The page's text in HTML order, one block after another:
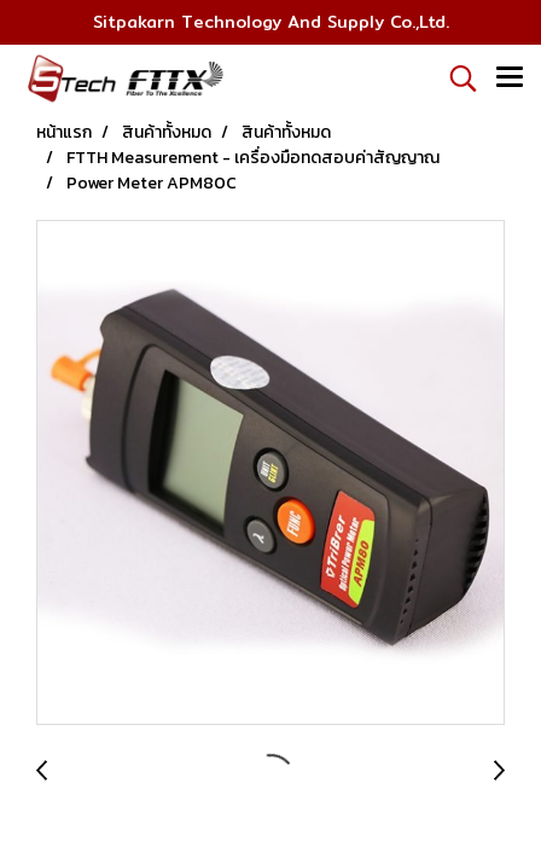
Sitpakarn Technology And Supply Co.,Ltd.
หน้าแรก สินค้าทั้งหมด
สินค้าทั้งหมด
FTTH Measurement - เครื่องมือทดสอบค่าสัญญาณ
Power Meter APM80C